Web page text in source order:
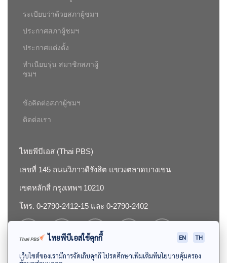
ระเบียบว่าด้วยสภาผู้ชมฯ
ประกาศสภาผู้ชมฯ
ประกาศแต่งตั้ง
ทำเนียบรุ่น สมาชิกสภาผู้
ชมฯ
ข้อคิดต่อสภาผู้ชมฯ
ติดต่อเรา
ไทยพีบีเอส (Thai PBS)
เลขที่ 145 ถนนวิภาวดีรังสิต แขวงตลาดบางเขน
เขตหลักสี่ กรุงเทพฯ 10210
โทร. 0-2790-2412-15 และ 0-2790-2402
ไทยพีบีเอสใช้คุกกี้ EN TH
เว็บไซต์ของเรามีการจัดเก็บคุกกี้ โปรดศึกษาเพิ่มเติมที่นโยบายคุ้มครอง